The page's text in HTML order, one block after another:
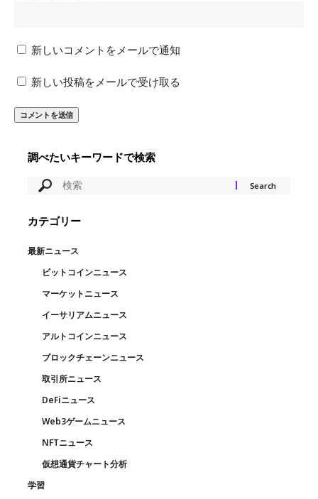
新しいコメントをメールで通知
新しい投稿をメールで受け取る
調べたいキーワードで検索
カテゴリー
最新ニュース
ビットコインニュース
マーケットニュース
イーサリアムニュース
アルトコインニュース
ブロックチェーンニュース
取引所ニュース
DeFiニュース
Web3ゲームニュース
NFTニュース
仮想通貨チャート分析
学習